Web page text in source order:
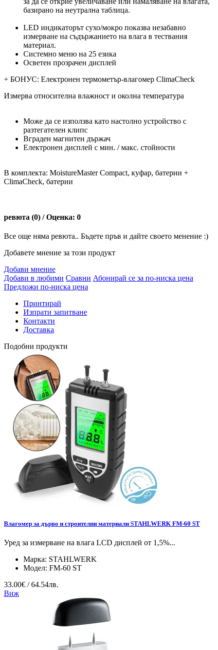
базирано на неутрална таблица.
LED индикаторът сухо/мокро показва незабавно
измерване на съдържанието на влага в тествания
материал.
Системно меню на 25 езика
Осветен прозрачен дисплей
+ БОНУС: Електронен термометър-влагомер ClimaCheck
Измерва относителна влажност и околна температура
Може да се използва като настолно устройство с
разтегателен клипс
Вграден магнитен държач
Електронен дисплей с мин. / макс. стойности
В комплекта: MoistureMaster Compact, куфар, батерии +
ClimaCheck, батерии
ревюта (0) / Оценка: 0
Все още няма ревюта.. Бъдете пръв и дайте своето менение :)
Добавете мнение за този продукт
Добави мнение
Добави в любими Сравни Абонирай се за по-ниска цена
Предложи по-ниска цена
Принтирай
Изпрати запитване
Контакти
Доставка
Подобни продукти
Влагомер за дърво и строителни материали STAHLWERK FM-60 ST
Уред за измерване на влага LCD дисплей от 1,5%...
Марка: STAHLWERK
Модел: FM-60 ST
33.00€ / 64.54лв.
Виж